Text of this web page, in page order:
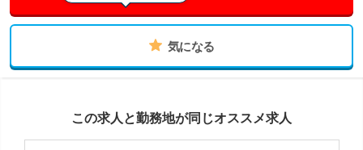
気になる
この求人と勤務地が同じオススメ求人